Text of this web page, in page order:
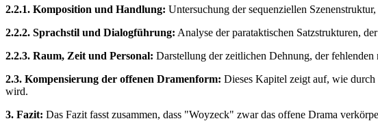
2.2.1. Komposition und Handlung: Untersuchung der sequenziellen
2.2.2. Sprachstil und Dialogführung: Analyse der parataktischen Satzstrukturen,
2.2.3. Raum, Zeit und Personal: Darstellung der zeitlichen Dehnung, der
2.3. Kompensierung der offenen Dramenform: Dieses Kapitel zeigt auf, wie
wird.
3. Fazit: Das Fazit fasst zusammen, dass "Woyzeck" zwar das offene Drama